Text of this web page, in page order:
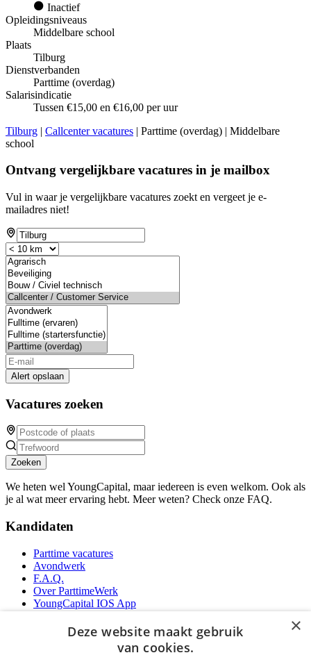
Inactief
Opleidingsniveaus
Middelbare school
Plaats
Tilburg
Dienstverbanden
Parttime (overdag)
Salarisindicatie
Tussen €15,00 en €16,00 per uur
Tilburg | Callcenter vacatures | Parttime (overdag) | Middelbare
school
Ontvang vergelijkbare vacatures in je mailbox
Vul in waar je vergelijkbare vacatures zoekt en vergeet je e-
mailadres niet!
Alert opslaan
Vacatures zoeken
Zoeken
We heten wel YoungCapital, maar iedereen is even welkom. Ook als
je al wat meer ervaring hebt. Meer weten? Check onze FAQ.
Kandidaten
Parttime vacatures
Avondwerk
F.A.Q.
Over ParttimeWerk
YoungCapital IOS App
×
Deze website maakt gebruik
van cookies.